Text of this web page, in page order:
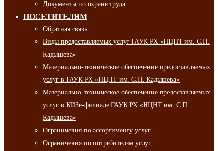
Документы по охране труда
ПОСЕТИТЕЛЯМ
Обратная связь
Виды предоставляемых услуг ГАУК РХ «НЦНТ им. С.П.
Кадышева»
Материально-техническое обеспечение предоставляемых
услуг в ГАУК РХ «НЦНТ им. С.П. Кадышева»
Материально-техническое обеспечение предоставляемых
услуг в КИЗе-филиале ГАУК РХ «НЦНТ им. С.П.
Кадышева»
Ограничения по ассортименту услуг
Ограничения по потребителям услуг